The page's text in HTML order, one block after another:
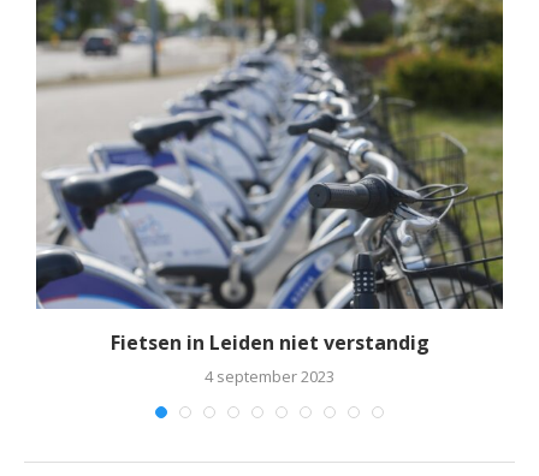
Fietsen in Leiden niet verstandig
4 september 2023